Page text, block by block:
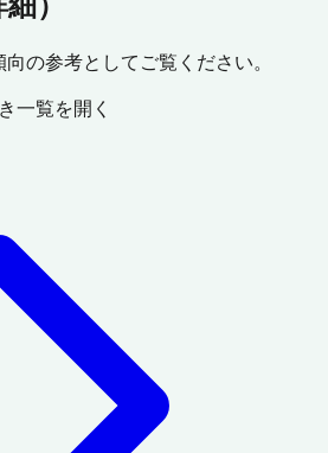
の参考としてご覧ください。
一覧を開く